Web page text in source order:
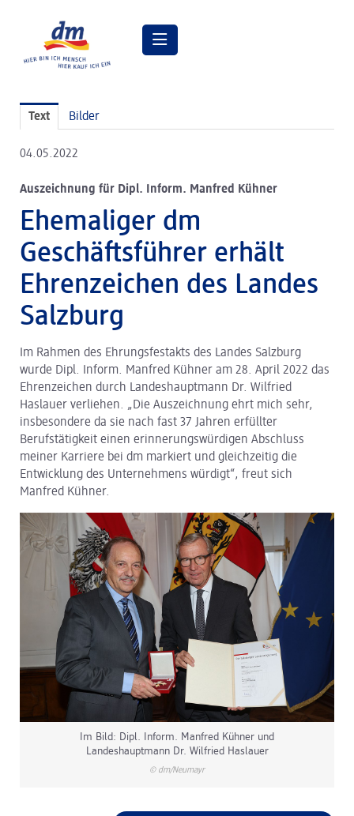
Pressebilder
dm Geschäftsführung
dm Markt
dm friseurstudio
dm kosmetikstudio
Verantwortung
Lehre bei dm
Arbeiten bei dm
dm Logistik
dm Online Shop
PAYBACK
Pressekontakt
ACTIVE BEAUTY
Text Bilder
04.05.2022
Auszeichnung für Dipl. Inform. Manfred Kühner
Ehemaliger dm
Geschäftsführer erhält
Ehrenzeichen des Landes
Salzburg
Im Rahmen des Ehrungsfestakts des Landes Salzburg
wurde Dipl. Inform. Manfred Kühner am 28. April 2022 das
Ehrenzeichen durch Landeshauptmann Dr. Wilfried
Haslauer verliehen. „Die Auszeichnung ehrt mich sehr,
insbesondere da sie nach fast 37 Jahren erfüllter
Berufstätigkeit einen erinnerungswürdigen Abschluss
meiner Karriere bei dm markiert und gleichzeitig die
Entwicklung des Unternehmens würdigt“, freut sich
Manfred Kühner.
Im Bild: Dipl. Inform. Manfred Kühner und
Landeshauptmann Dr. Wilfried Haslauer
© dm/Neumayr